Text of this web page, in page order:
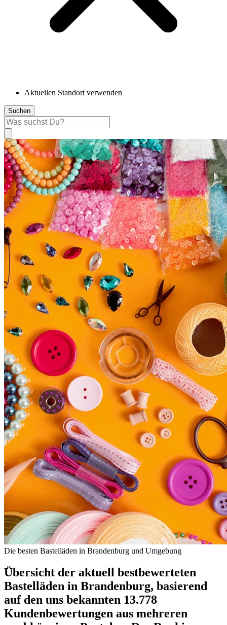
Aktuellen Standort verwenden
Suchen
Die besten Bastelläden in Brandenburg und Umgebung
Übersicht der aktuell bestbewerteten
Bastelläden in Brandenburg, basierend
auf den uns bekannten 13.778
Kundenbewertungen aus mehreren